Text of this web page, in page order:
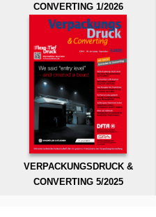
CONVERTING 1/2026
VERPACKUNGSDRUCK &
CONVERTING 5/2025